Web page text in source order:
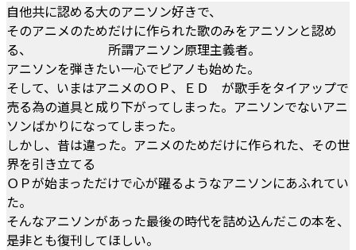
自他共に認める大のアニソン好きで、
そのアニメのためだけに作られた歌のみをアニソンと認め
る、 所謂アニソン原理主義者。
アニソンを弾きたい一心でピアノも始めた。
そして、いまはアニメのＯＰ、ＥＤ が歌手をタイアップで
売る為の道具と成り下がってしまった。アニソンでないアニ
ソンばかりになってしまった。
しかし、昔は違った。アニメのためだけに作られた、その世
界を引き立てる
ＯＰが始まっただけで心が躍るようなアニソンにあふれてい
た。
そんなアニソンがあった最後の時代を詰め込んだこの本を、
是非とも復刊してほしい。